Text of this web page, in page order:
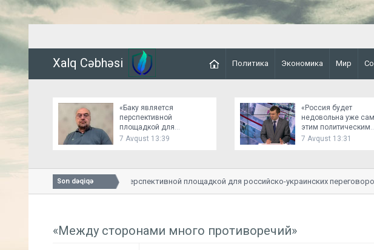
Xalq Cəbhəsi Политика Экономика Мир
«Баку является
перспективной
площадкой для
российско-украинских
7 Avqust 13:39
«Россия будет
недовольна уже
этим политическим
сигналом»
7 Avqust 13:31
Son dəqiqə
«Баку является перспективной площадкой для российско-украинских переговоров»
«Между сторонами много противоречий»